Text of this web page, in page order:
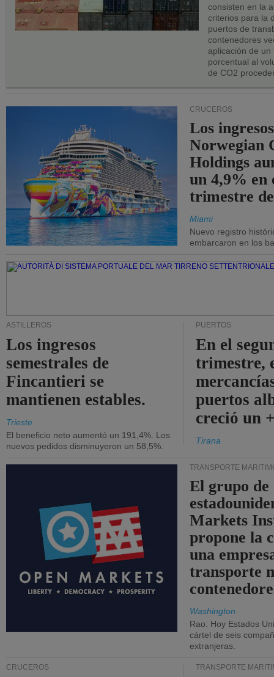
consisten en la
criterios para la
puertos de
contenedores
aplicación de
porcentual al
de CO2
CRUCEROS
Los
Norwegian
Holdings
un 4,9% en
trimestre
Miami
Nuevo registro
embarcaron en los
ASTILLEROS
Los ingresos
semestrales de
Fincantieri se
mantienen estables.
Trieste
El beneficio neto aumentó un 191,4%. Los
nuevos pedidos disminuyeron un 58,5%.
PUERTOS
En el
trimestre,
puertos
creció un
Tirana
TRANSPORTE
El grupo de
Markets
propone la
una
transporte
Washington
Rao: Hoy Estados
cártel de seis
extranjeras.
CRUCEROS TRANSPORTE